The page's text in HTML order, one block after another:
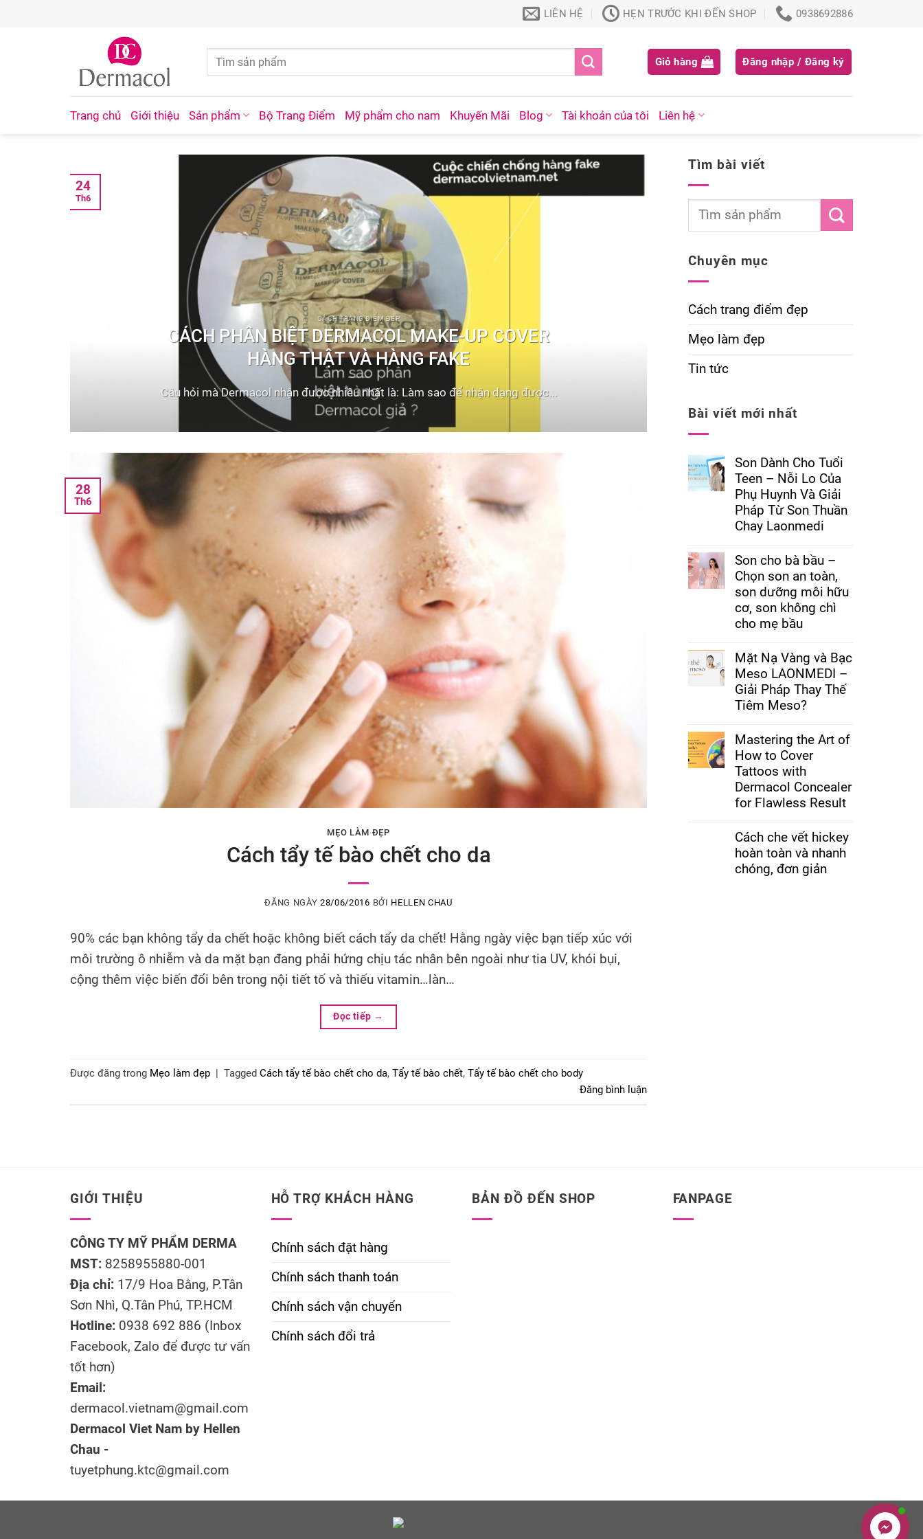
LIÊN HỆ HẸN TRƯỚC KHI ĐẾN SHOP 0938692886
Giỏ hàng Đăng nhập / Đăng ký
Trang chủ Giới thiệu Sản phẩm Bộ Trang Điểm Mỹ phẩm cho nam Khuyến Mãi Blog Tài khoản của tôi Liên hệ
CÁCH TRANG ĐIỂM ĐẸP
CÁCH PHÂN BIỆT DERMACOL MAKE-UP COVER
HÀNG THẬT VÀ HÀNG FAKE
Câu hỏi mà Dermacol nhận được nhiều nhất là: Làm sao để nhận dạng được...
24
Th6
28
Th6
MẸO LÀM ĐẸP
Cách tẩy tế bào chết cho da
ĐĂNG NGÀY28/06/2016 BỞI HELLEN CHAU
90% các bạn không tẩy da chết hoặc không biết cách tẩy da chết! Hằng ngày việc bạn tiếp xúc với
môi trường ô nhiễm và da mặt bạn đang phải hứng chịu tác nhân bên ngoài như tia UV, khói bụi,
cộng thêm việc biến đổi bên trong nội tiết tố và thiếu vitamin…làn…
Đọc tiếp →
Được đăng trong Mẹo làm đẹp | Tagged Cách tẩy tế bào chết cho da, Tẩy tế bào chết, Tẩy tế bào chết cho body
Đăng bình luận
Tìm bài viết
Chuyên mục
Cách trang điểm đẹp
Mẹo làm đẹp
Tin tức
Bài viết mới nhất
Son Dành Cho Tuổi
Teen – Nỗi Lo Của
Phụ Huynh Và Giải
Pháp Từ Son Thuần
Chay Laonmedi
Son cho bà bầu –
Chọn son an toàn,
son dưỡng môi hữu
cơ, son không chì
cho mẹ bầu
Mặt Nạ Vàng và Bạc
Meso LAONMEDI –
Giải Pháp Thay Thế
Tiêm Meso?
Mastering the Art of
How to Cover
Tattoos with
Dermacol Concealer
for Flawless Result
Cách che vết hickey
hoàn toàn và nhanh
chóng, đơn giản
GIỚI THIỆU
CÔNG TY MỸ PHẨM DERMA
MST: 8258955880-001
Địa chỉ: 17/9 Hoa Bằng, P.Tân
Sơn Nhì, Q.Tân Phú, TP.HCM
Hotline: 0938 692 886 (Inbox
Facebook, Zalo để được tư vấn
tốt hơn)
Email:
dermacol.vietnam@gmail.com
Dermacol Viet Nam by Hellen
Chau -
tuyetphung.ktc@gmail.com
HỖ TRỢ KHÁCH HÀNG
Chính sách đặt hàng
Chính sách thanh toán
Chính sách vận chuyển
Chính sách đổi trả
BẢN ĐỒ ĐẾN SHOP FANPAGE